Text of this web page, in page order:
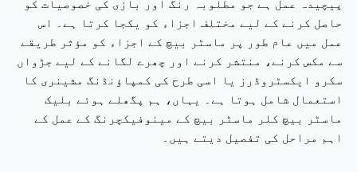
پیچیدہ عمل ہے جو مطلوبہ رنگ اور بازی کی خصوصیات کو
حاصل کرنے کے لیے مختلف اجزاء کو یکجا کرتا ہے۔ اس
عمل میں عام طور پر ماسٹر بیچ کے اجزاء کو مؤثر طریقے
سے مکس کرنے، منتشر کرنے اور چھرے لگانے کے لیے جڑواں
سکرو ایکسٹروڈرز یا اسی طرح کی کمپاؤنڈنگ مشینری کا
استعمال شامل ہوتا ہے۔ یہاں، ہم پگھلے ہوئے بلیک
ماسٹر بیچ کلر ماسٹر بیچ کے مینوفیکچرنگ کے عمل کے
اہم مراحل کی تفصیل دیتے ہیں۔